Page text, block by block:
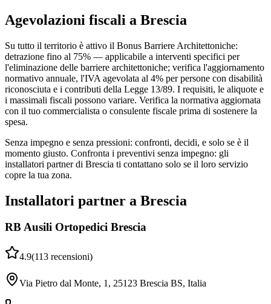
Agevolazioni fiscali a Brescia
Su tutto il territorio è attivo il Bonus Barriere Architettoniche:
detrazione fino al 75% — applicabile a interventi specifici per
l'eliminazione delle barriere architettoniche; verifica l'aggiornamento
normativo annuale, l'IVA agevolata al 4% per persone con disabilità
riconosciuta e i contributi della Legge 13/89. I requisiti, le aliquote e
i massimali fiscali possono variare. Verifica la normativa aggiornata
con il tuo commercialista o consulente fiscale prima di sostenere la
spesa.
Senza impegno e senza pressioni: confronti, decidi, e solo se è il
momento giusto. Confronta i preventivi senza impegno: gli
installatori partner di Brescia ti contattano solo se il loro servizio
copre la tua zona.
Installatori partner a Brescia
RB Ausili Ortopedici Brescia
4.9(113 recensioni)
Via Pietro dal Monte, 1, 25123 Brescia BS, Italia